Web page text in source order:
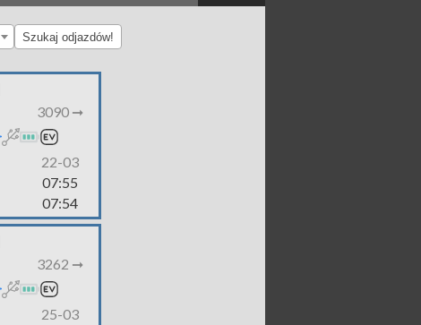
Szukaj odjazdów!
3090 ➞
22-03
07:55
07:54
3262 ➞
25-03